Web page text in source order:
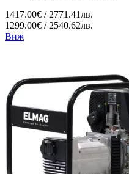
1417.00€ / 2771.41лв.
1299.00€ / 2540.62лв.
Виж